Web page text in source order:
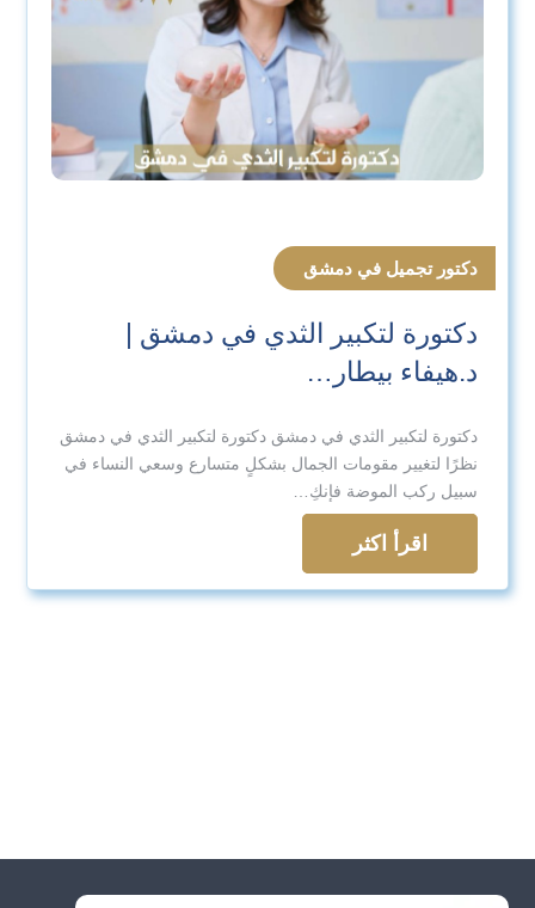
دكتور تجميل في دمشق
دكتورة لتكبير الثدي في دمشق |
د.هيفاء بيطار…
دكتورة لتكبير الثدي في دمشق دكتورة لتكبير الثدي في دمشق
نظرًا لتغيير مقومات الجمال بشكلٍ متسارع وسعي النساء في
سبيل ركب الموضة فإنكِ…
اقرأ اكثر